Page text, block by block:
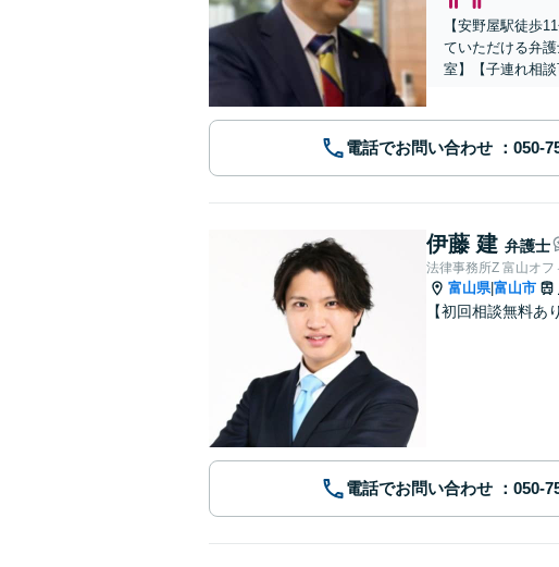
【安野屋駅徒歩
ていただける弁
室】【子連れ相談
電話でお問い合わせ
伊藤 建 弁護士
法律事務所Z 富山オフ
富山県|富山市
【初回相談無料
電話でお問い合わせ